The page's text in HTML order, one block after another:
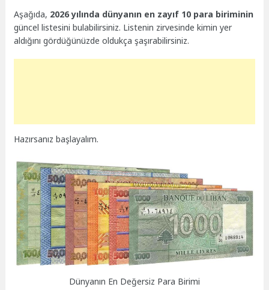
Aşağıda, 2026 yılında dünyanın en zayıf 10 para biriminin
güncel listesini bulabilirsiniz. Listenin zirvesinde kimin yer
aldığını gördüğünüzde oldukça şaşırabilirsiniz.
Hazırsanız başlayalım.
Dünyanın En Değersiz Para Birimi